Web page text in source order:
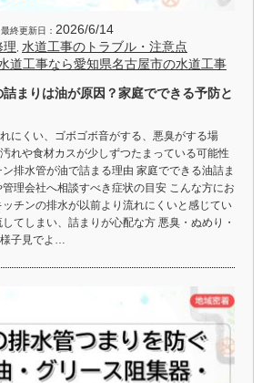
最終更新日： 2026/6/14
理 水道工事のトラブル・注意点
道工事なら愛知県名古屋市の水道工事
まりは油が原因？家庭でできる予防と
にくい、ゴボゴボ音がする、悪臭がする場
れや食材カスが少しずつたまっている可能性
排水管が油で詰まる理由 家庭でできる油詰ま
理会社へ相談すべき症状の目安 こんな方にお
チンの排水が以前より流れにくいと感じてい
てしまい、詰まりが心配な方 悪臭・ぬめり・
子見でよ…